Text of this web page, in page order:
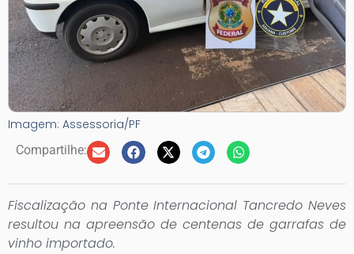
Imagem: Assessoria/PF
Compartilhe:
Fiscalização na Ponte Internacional Tancredo Neves
resultou na apreensão de centenas de garrafas de
vinho importado.